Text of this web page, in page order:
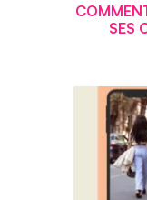
SES